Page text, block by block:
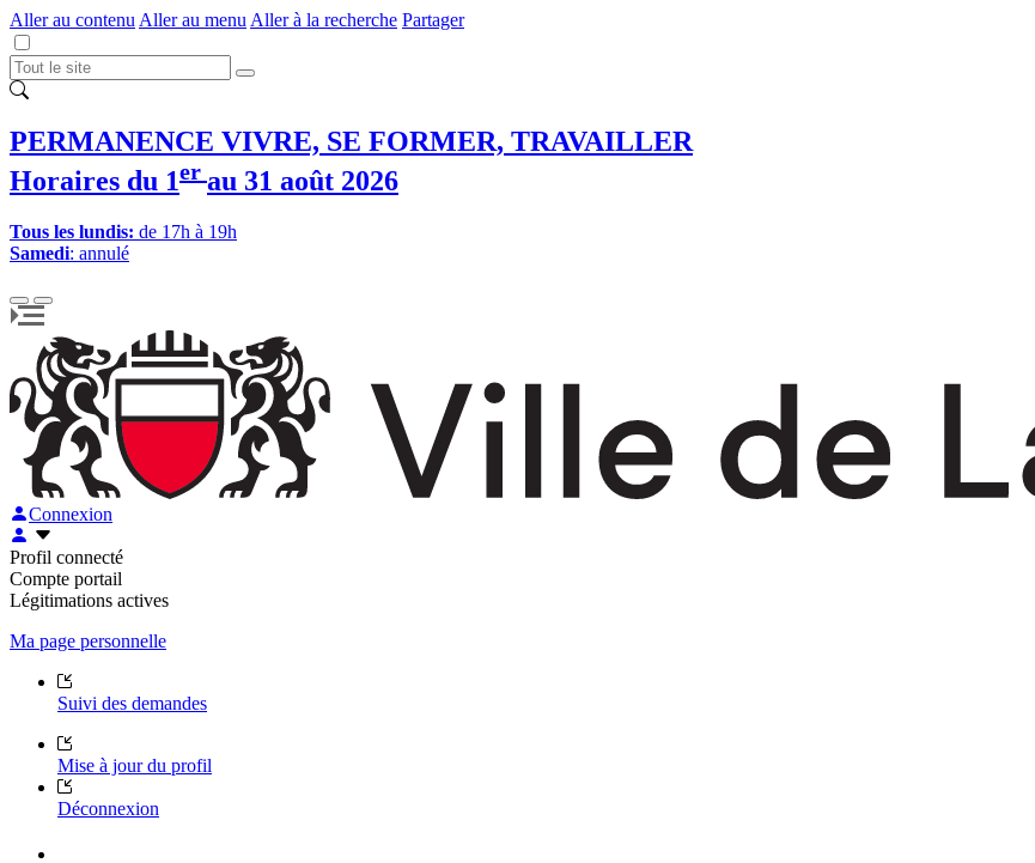
Aller au contenu Aller au menu Aller à la recherche Partager
PERMANENCE VIVRE, SE FORMER, TRAVAILLER
Horaires du 1er au 31 août 2026
Tous les lundis: de 17h à 19h
Samedi: annulé
Connexion
Profil connecté
Compte portail
Légitimations actives
Ma page personnelle
Suivi des demandes
Mise à jour du profil
Déconnexion